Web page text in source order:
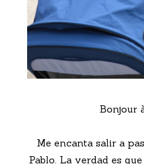
Bonjour
Me encanta salir a
Pablo. La verdad es